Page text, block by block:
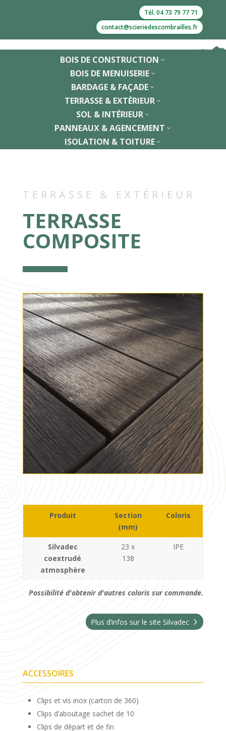
Tél. 04 73 79 77 71
contact@scieriedescombrailles.fr
3
BOIS DE CONSTRUCTION
3
BOIS DE MENUISERIE
3
BARDAGE & FAÇADE
3
TERRASSE & EXTÉRIEUR
3
SOL & INTÉRIEUR
3
PANNEAUX & AGENCEMENT
3
ISOLATION & TOITURE
TERRASSE & EXTÉRIEUR
TERRASSE
COMPOSITE
Produit
Section
(mm)
Coloris
Silvadec
coextrudé
atmosphère
23 x
138
IPE
Possibilité d'obtenir d'autres coloris sur commande.
Plus d’infos sur le site Silvadec
ACCESSOIRES
Clips et vis inox (carton de 360)
Clips d’aboutage sachet de 10
Clips de départ et de fin